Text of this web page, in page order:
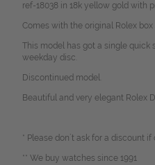
ref-18038 in 18k yellow gold with
Comes with the original Rolex box
This model has got a single quick
weekday disc.
Discontinued model.
Beautiful and very elegant Rolex
* Please don`t ask for a discount
** We buy watches since 1991